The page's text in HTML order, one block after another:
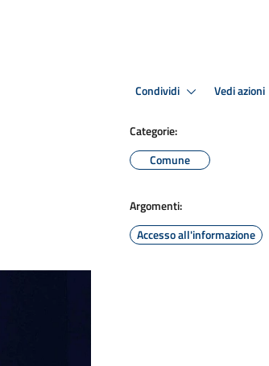
Condividi Vedi azioni
Categorie:
Comune
Argomenti:
Accesso all'informazione